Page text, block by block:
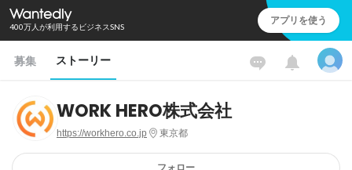
400万人が利用するビジネスSNS アプリを使う
募集 ストーリー
WORK HERO株式会社
https://workhero.co.jp 東京都
フォロー